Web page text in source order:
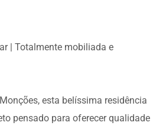
| Totalmente mobiliada e
esta belíssima residência
pensado para oferecer qualidade